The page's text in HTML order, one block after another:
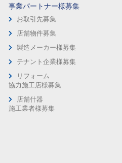
事業パートナー様募集
お取引先募集
店舗物件募集
製造メーカー様募集
テナント企業様募集
リフォーム
協力施工店様募集
店舗什器
施工業者様募集